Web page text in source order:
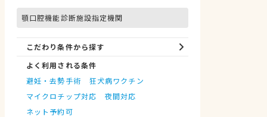
顎口腔機能診断施設指定機関
こだわり条件から探す
よく利用される条件
避妊・去勢手術
狂犬病ワクチン
マイクロチップ対応
夜間対応
ネット予約可